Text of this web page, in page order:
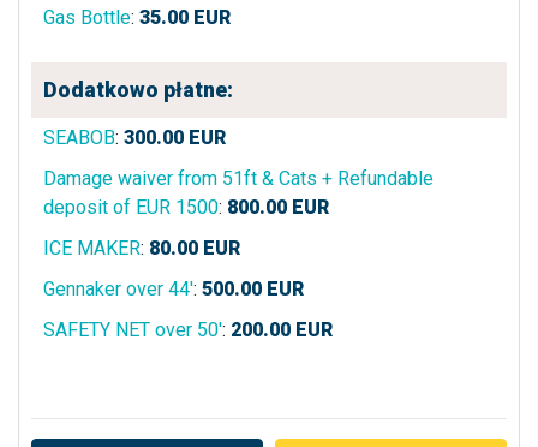
Gas Bottle: 35.00 EUR
Dodatkowo płatne:
SEABOB: 300.00 EUR
Damage waiver from 51ft & Cats + Refundable
deposit of EUR 1500: 800.00 EUR
ICE MAKER: 80.00 EUR
Gennaker over 44': 500.00 EUR
SAFETY NET over 50': 200.00 EUR